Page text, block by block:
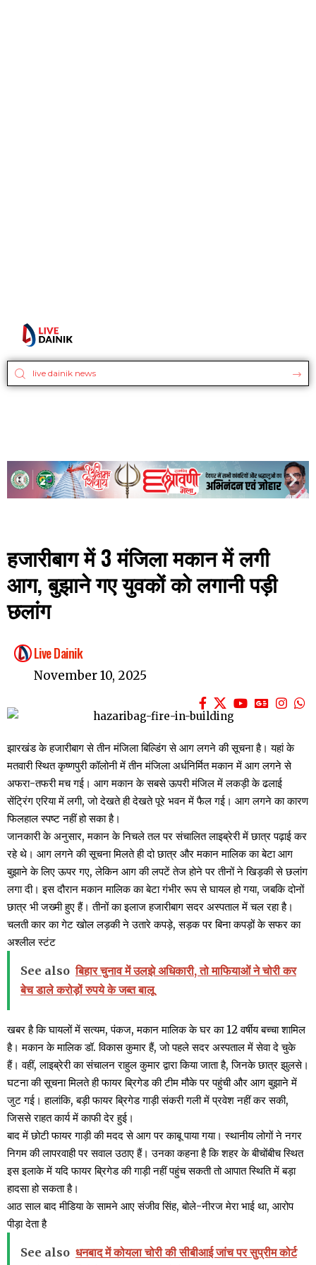
हजारीबाग में 3 मंजिला मकान में लगी
आग, बुझाने गए युवकों को लगानी पड़ी
छलांग
Live Dainik
November 10, 2025
झारखंड के हजारीबाग से तीन मंजिला बिल्डिंग से आग लगने की सूचना है। यहां के
मतवारी स्थित कृष्णपुरी कॉलोनी में तीन मंजिला अर्धनिर्मित मकान में आग लगने से
अफरा-तफरी मच गई। आग मकान के सबसे ऊपरी मंजिल में लकड़ी के ढलाई
सेंट्रिंग एरिया में लगी, जो देखते ही देखते पूरे भवन में फैल गई। आग लगने का कारण
फिलहाल स्पष्ट नहीं हो सका है।
जानकारी के अनुसार, मकान के निचले तल पर संचालित लाइब्रेरी में छात्र पढ़ाई कर
रहे थे। आग लगने की सूचना मिलते ही दो छात्र और मकान मालिक का बेटा आग
बुझाने के लिए ऊपर गए, लेकिन आग की लपटें तेज होने पर तीनों ने खिड़की से छलांग
लगा दी। इस दौरान मकान मालिक का बेटा गंभीर रूप से घायल हो गया, जबकि दोनों
छात्र भी जख्मी हुए हैं। तीनों का इलाज हजारीबाग सदर अस्पताल में चल रहा है।
चलती कार का गेट खोल लड़की ने उतारे कपड़े, सड़क पर बिना कपड़ों के सफर का
अश्लील स्टंट
See also बिहार चुनाव में उलझे अधिकारी, तो माफियाओं ने चोरी कर
बेच डाले करोड़ों रुपये के जब्त बालू
खबर है कि घायलों में सत्यम, पंकज, मकान मालिक के घर का 12 वर्षीय बच्चा शामिल
है। मकान के मालिक डॉ. विकास कुमार हैं, जो पहले सदर अस्पताल में सेवा दे चुके
हैं। वहीं, लाइब्रेरी का संचालन राहुल कुमार द्वारा किया जाता है, जिनके छात्र झुलसे।
घटना की सूचना मिलते ही फायर ब्रिगेड की टीम मौके पर पहुंची और आग बुझाने में
जुट गई। हालांकि, बड़ी फायर ब्रिगेड गाड़ी संकरी गली में प्रवेश नहीं कर सकी,
जिससे राहत कार्य में काफी देर हुई।
बाद में छोटी फायर गाड़ी की मदद से आग पर काबू पाया गया। स्थानीय लोगों ने नगर
निगम की लापरवाही पर सवाल उठाए हैं। उनका कहना है कि शहर के बीचोंबीच स्थित
इस इलाके में यदि फायर ब्रिगेड की गाड़ी नहीं पहुंच सकती तो आपात स्थिति में बड़ा
हादसा हो सकता है।
आठ साल बाद मीडिया के सामने आए संजीव सिंह, बोले-नीरज मेरा भाई था, आरोप
पीड़ा देता है
See also धनबाद में कोयला चोरी की सीबीआई जांच पर सुप्रीम कोर्ट